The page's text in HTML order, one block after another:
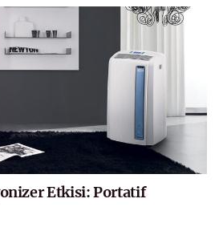
Etkisi: Portatif